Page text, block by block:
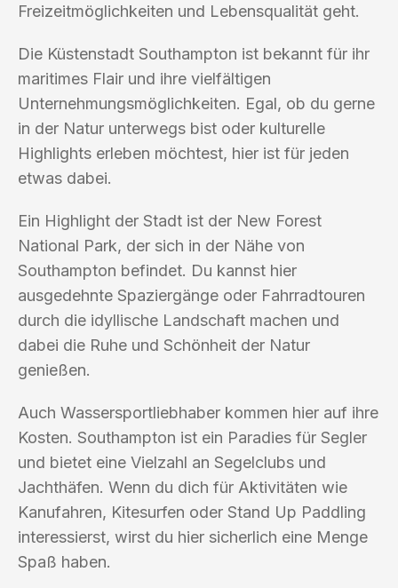
Freizeitmöglichkeiten und Lebensqualität geht.
Die Küstenstadt Southampton ist bekannt für ihr
maritimes Flair und ihre vielfältigen
Unternehmungsmöglichkeiten. Egal, ob du gerne
in der Natur unterwegs bist oder kulturelle
Highlights erleben möchtest, hier ist für jeden
etwas dabei.
Ein Highlight der Stadt ist der New Forest
National Park, der sich in der Nähe von
Southampton befindet. Du kannst hier
ausgedehnte Spaziergänge oder Fahrradtouren
durch die idyllische Landschaft machen und
dabei die Ruhe und Schönheit der Natur
genießen.
Auch Wassersportliebhaber kommen hier auf ihre
Kosten. Southampton ist ein Paradies für Segler
und bietet eine Vielzahl an Segelclubs und
Jachthäfen. Wenn du dich für Aktivitäten wie
Kanufahren, Kitesurfen oder Stand Up Paddling
interessierst, wirst du hier sicherlich eine Menge
Spaß haben.